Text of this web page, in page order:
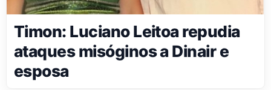
Timon: Luciano Leitoa repudia
ataques misóginos a Dinair e
esposa